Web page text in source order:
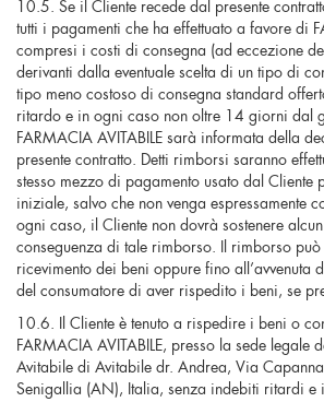
10.5. Se il Cliente recede dal presente
tutti i pagamenti che ha effettuato a favore di
compresi i costi di consegna (ad eccezione
derivanti dalla eventuale scelta di un tipo di
tipo meno costoso di consegna standard
ritardo e in ogni caso non oltre 14 giorni dal
FARMACIA AVITABILE sarà informata della
presente contratto. Detti rimborsi saranno
stesso mezzo di pagamento usato dal Cliente
iniziale, salvo che non venga espressamente
ogni caso, il Cliente non dovrà sostenere
conseguenza di tale rimborso. Il rimborso può
ricevimento dei beni oppure fino all’avvenuta
del consumatore di aver rispedito i beni, se
10.6. Il Cliente è tenuto a rispedire i beni o
FARMACIA AVITABILE, presso la sede legale
Avitabile di Avitabile dr. Andrea, Via
Senigallia (AN), Italia, senza indebiti ritardi e